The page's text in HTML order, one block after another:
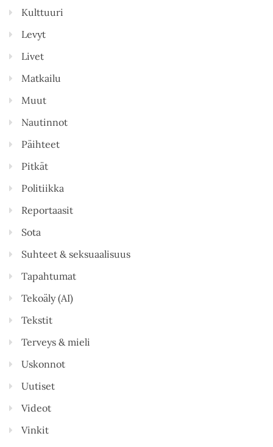
Kulttuuri
Levyt
Livet
Matkailu
Muut
Nautinnot
Päihteet
Pitkät
Politiikka
Reportaasit
Sota
Suhteet & seksuaalisuus
Tapahtumat
Tekoäly (AI)
Tekstit
Terveys & mieli
Uskonnot
Uutiset
Videot
Vinkit